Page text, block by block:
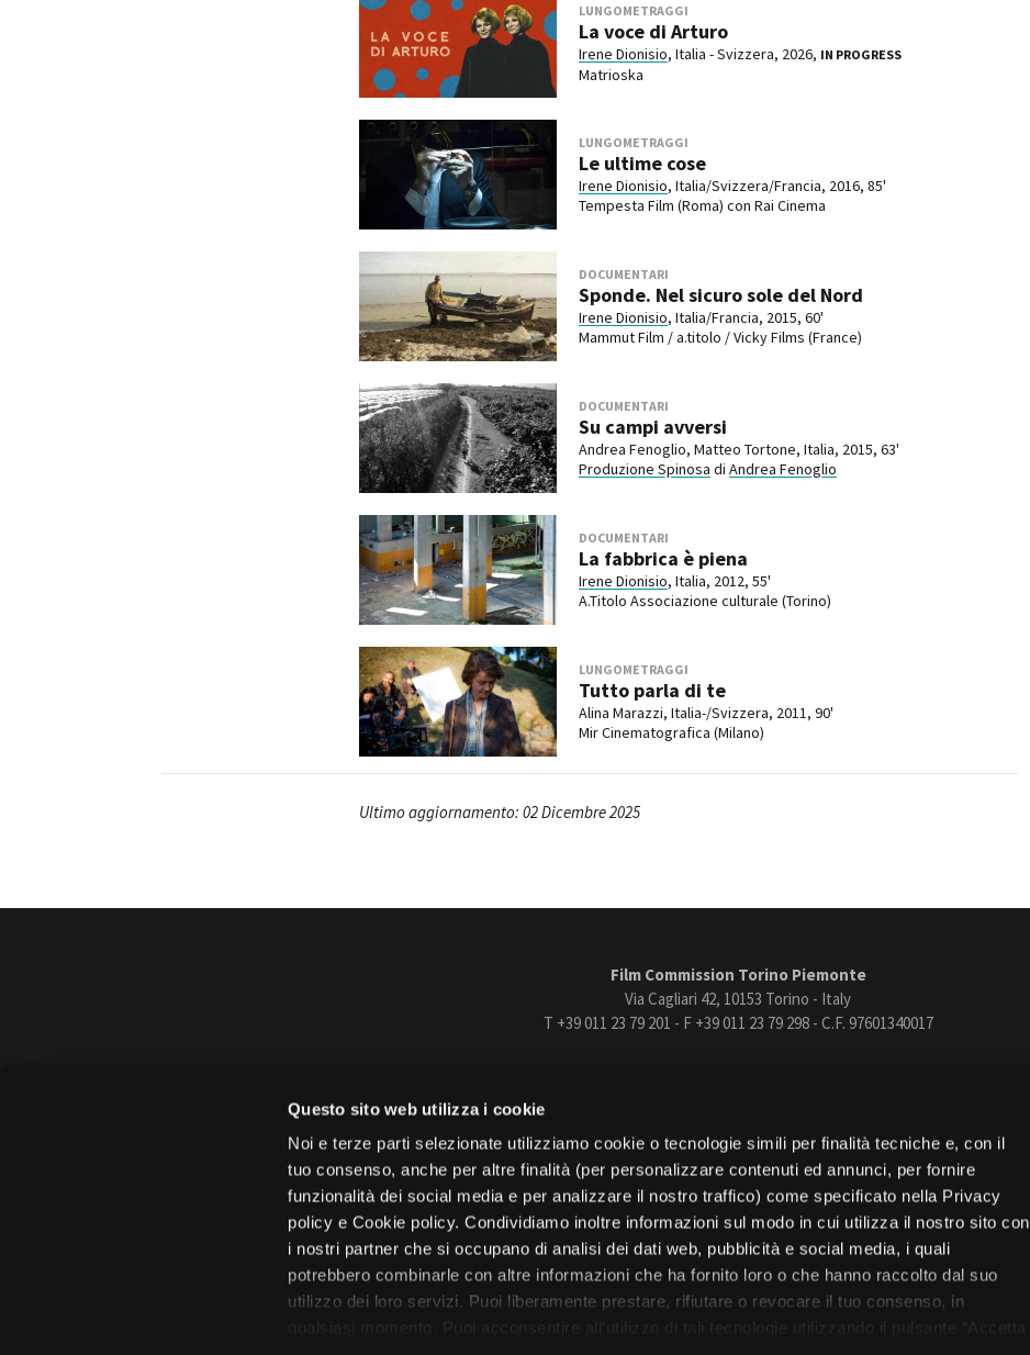
Questo sito web utilizza i cookie
Noi e terze parti selezionate utilizziamo cookie o tecnologie simili per finalità tecniche e, con il
tuo consenso, anche per altre finalità (per personalizzare contenuti ed annunci, per fornire
funzionalità dei social media e per analizzare il nostro traffico) come specificato nella Privacy
policy e Cookie policy. Condividiamo inoltre informazioni sul modo in cui utilizza il nostro sito con
i nostri partner che si occupano di analisi dei dati web, pubblicità e social media, i quali
potrebbero combinarle con altre informazioni che ha fornito loro o che hanno raccolto dal suo
utilizzo dei loro servizi. Puoi liberamente prestare, rifiutare o revocare il tuo consenso, in
qualsiasi momento. Puoi acconsentire all’utilizzo di tali tecnologie utilizzando il pulsante “Accetta
LUNGOMETRAGGI
La voce di Arturo
Irene Dionisio, Italia - Svizzera, 2026, IN PROGRESS
Matrioska
LUNGOMETRAGGI
Le ultime cose
Irene Dionisio, Italia/Svizzera/Francia, 2016, 85'
Tempesta Film (Roma) con Rai Cinema
DOCUMENTARI
Sponde. Nel sicuro sole del Nord
Irene Dionisio, Italia/Francia, 2015, 60'
Mammut Film / a.titolo / Vicky Films (France)
DOCUMENTARI
Su campi avversi
Andrea Fenoglio, Matteo Tortone, Italia, 2015, 63'
Produzione Spinosa di Andrea Fenoglio
DOCUMENTARI
La fabbrica è piena
Irene Dionisio, Italia, 2012, 55'
A.Titolo Associazione culturale (Torino)
LUNGOMETRAGGI
Tutto parla di te
Alina Marazzi, Italia-/Svizzera, 2011, 90'
Mir Cinematografica (Milano)
Ultimo aggiornamento: 02 Dicembre 2025
Film Commission Torino Piemonte
Via Cagliari 42, 10153 Torino - Italy
T +39 011 23 79 201 - F +39 011 23 79 298 - C.F. 97601340017
FacebookInstagramYoutubeVimeo
Città di Torino Regione Piemonte